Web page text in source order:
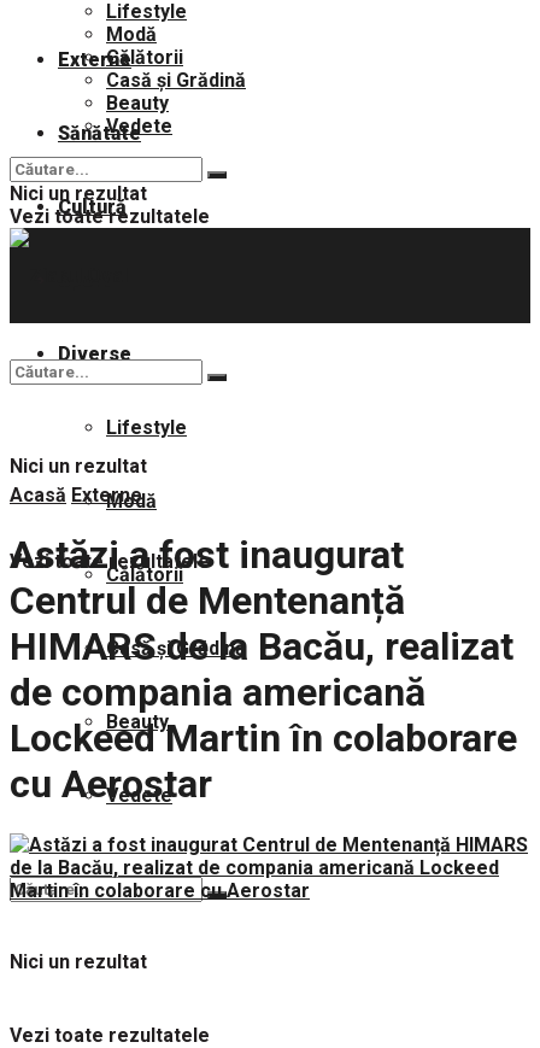
Externe
Sănătate
Cultură
Diverse
Lifestyle
Modă
Călătorii
Casă și Grădină
Beauty
Vedete
Nici un rezultat
Vezi toate rezultatele
Lifestyle
Modă
Călătorii
Casă și Grădină
Beauty
Vedete
Nici un rezultat
Vezi toate rezultatele
Nici un rezultat
Vezi toate rezultatele
Acasă Externe
Astăzi a fost inaugurat
Centrul de Mentenanță
HIMARS de la Bacău, realizat
de compania americană
Lockeed Martin în colaborare
cu Aerostar